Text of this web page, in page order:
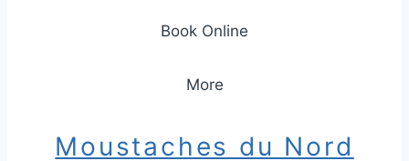
Book Online
More
Moustaches du Nord